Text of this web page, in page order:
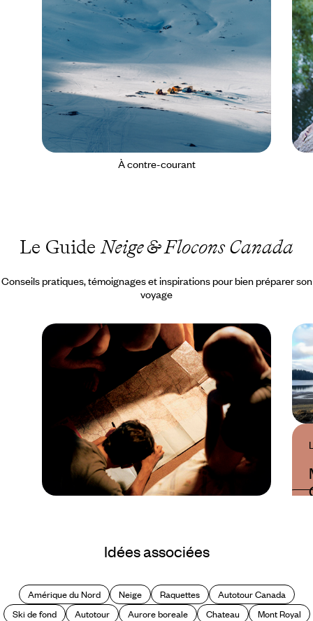
À contre-courant
Le GuideNeige & Flocons Canada
Conseils pratiques, témoignages et inspirations pour bien préparer son
voyage
Quand partir au
Canada ?
Idées associées
Amérique du Nord Neige Raquettes
Autotour Canada
Ski de fond
Autotour Aurore boreale Chateau
Mont Royal